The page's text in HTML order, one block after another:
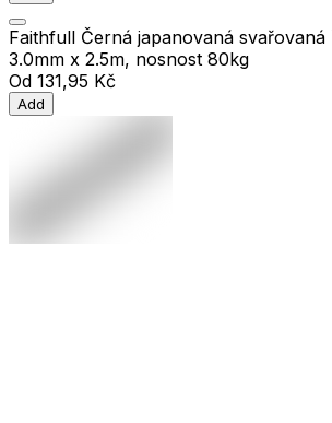
Faithfull Černá japanovaná svařovaná
3.0mm x 2.5m, nosnost 80kg
Od 131,95 Kč
Add